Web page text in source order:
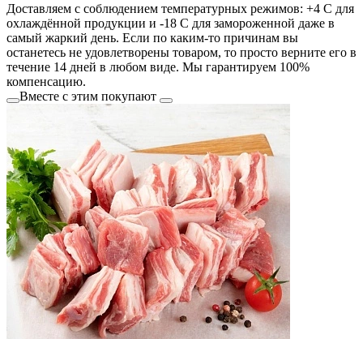
Доставляем с соблюдением температурных режимов: +4 С для
охлаждённой продукции и -18 С для замороженной даже в
самый жаркий день. Если по каким-то причинам вы
останетесь не удовлетворены товаром, то просто верните его в
течение 14 дней в любом виде. Мы гарантируем 100%
компенсацию.
Вместе с этим покупают